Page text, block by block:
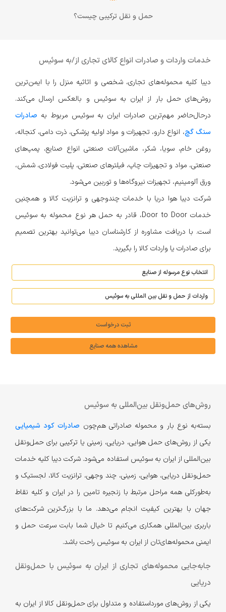
حمل و نقل ترکیبی چیست؟
خدمات واردات و صادرات انواع کالای تجاری از/به سوئیس
دیبا کلیه محموله‌های تجاری، شخصی و اثاثیه منزل را با ایمن‌ترین
روش‌های حمل بار از ایران به سوئیس و بالعکس ارسال می‌کند.
در‌حال‌حاضر مهم‌ترین صادرات ایران به سوئیس مربوط به صادرات
سنگ گچ،‌ انواع دارو، تجهیزات و مواد اولیه پزشکی،‌ ذرت دامی، کنجاله،
روغن خام، سویا، شکر، ماشین‌آلات صنعتی انواع صنایع، پمپ‌های
صنعتی، مواد و تجهیزات چاپ، فیلترهای صنعتی، پلیت فولادی، شمش،
ورق آلومینیم، تجهیزات نیروگاه‌ها و توربین می‌شود.
شرکت دیبا هوا دریا با خدمات چند‌وجهی و ترانزیت کالا و همچنین
خدمات Door to Door، قادر به حمل هر نوع محموله به سوئیس
است. با دریافت مشاوره از کارشناسان دیبا می‌توانید بهترین تصمیم
برای صادرات یا واردات کالا را بگیرید.
ثبت درخواست
مشاهده همه صنایع
روش‌های حمل‌و‌نقل بین‌المللی به سوئیس
بسته‌به نوع بار و محموله صادراتی هم‌چون صادرات کود شیمیایی
یکی از روش‌های حمل هوایی، دریایی، زمینی یا ترکیبی برای حمل‌ونقل
بین‌المللی از ایران به سوئیس استفاده می‌شود. شرکت دیبا کلیه خدمات
حمل‌و‌نقل دریایی، هوایی، زمینی، چند وجهی، ترانزیت کالا، لجستیک و
به‌طور‌کلی همه مراحل مرتبط با زنجیره تامین را در ایران و کلیه نقاط
جهان با بهترین کیفیت انجام می‌دهد. ما با بزرگ‌ترین شرکت‌های
باربری بین‌المللی همکاری می‌کنیم تا خیال شما بابت سرعت حمل و
ایمنی محموله‌های‌تان از ایران به سوئیس راحت باشد.
جابه‌جایی محموله‌های تجاری از ایران به سوئیس با حمل‌ونقل
دریایی
یکی از روش‌های مورد‌استفاده و متداول برای حمل‌ونقل کالا از ایران به